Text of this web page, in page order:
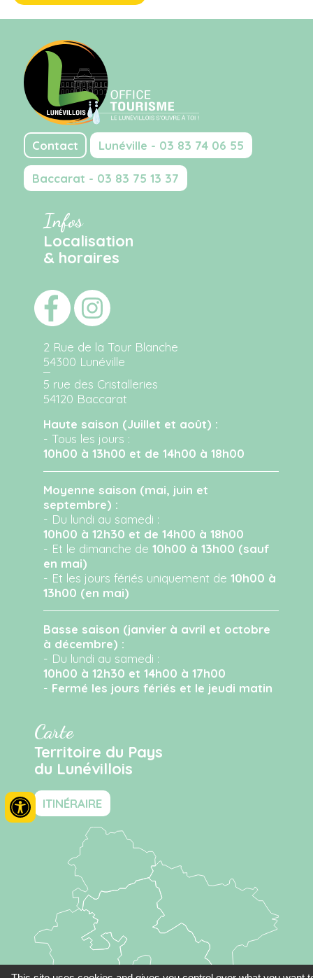
Contact Lunéville - 03 83 74 06 55
Baccarat - 03 83 75 13 37
Infos
Localisation
& horaires
2 Rue de la Tour Blanche
54300 Lunéville
5 rue des Cristalleries
54120 Baccarat
Haute saison (Juillet et août) :
- Tous les jours :
10h00 à 13h00 et de 14h00 à 18h00
Moyenne saison (mai, juin et
septembre) :
- Du lundi au samedi :
10h00 à 12h30 et de 14h00 à 18h00
- Et le dimanche de10h00 à 13h00 (sauf
en mai)
- Et les jours fériés uniquement de10h00 à
13h00 (en mai)
Basse saison (janvier à avril et octobre
à décembre) :
- Du lundi au samedi :
10h00 à 12h30 et 14h00 à 17h00
- Fermé les jours fériés et le jeudi matin
Carte
Territoire du Pays
du Lunévillois
ITINÉRAIRE